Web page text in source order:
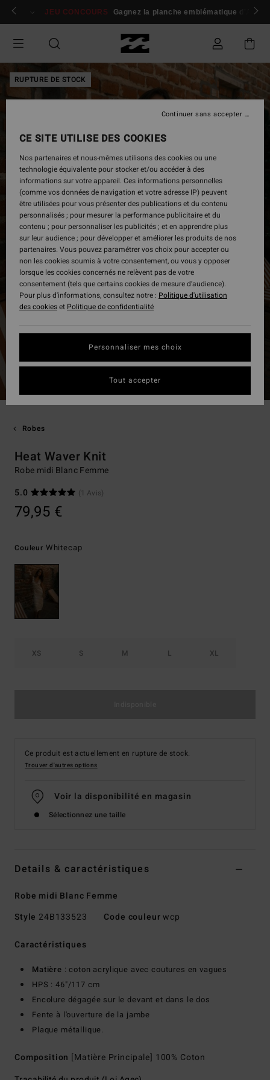
Passer
produit
Se connecter / s'inscrire
JEU CONCOURS Gagnez la planche emblématique d'Andy
RUPTURE DE STOCK
Robes
Heat Waver Knit
Robe midi Blanc Femme
5.0
(1 Avis)
79,95 €
Couleur Whitecap
XS S M L XL
Ce produit est actuellement en rupture de stock.
Trouver d'autres options
Voir la disponibilité en magasin
Sélectionnez une taille
Details & caractéristiques
Robe midi Blanc Femme
Style 24B133523 Code couleurwcp
Caractéristiques
Matière : coton acrylique avec coutures en vagues
HPS : 46"/117 cm
Encolure dégagée sur le devant et dans le dos
Fente à l'ouverture de la jambe
Plaque métallique.
Composition [Matière Principale] 100% Coton
CE SITE UTILISE DES COOKIES
Nos partenaires et nous-mêmes utilisons des cookies ou une
technologie équivalente pour stocker et/ou accéder à des
informations sur votre appareil. Ces informations personnelles
(comme vos données de navigation et votre adresse IP) peuvent
être utilisées pour vous présenter des publications et du contenu
personnalisés ; pour mesurer la performance publicitaire et du
contenu ; pour personnaliser les publicités ; et en apprendre plus
sur leur audience ; pour développer et améliorer les produits de nos
partenaires. Vous pouvez paramétrer vos choix pour accepter ou
non les cookies soumis à votre consentement, ou vous y opposer
lorsque les cookies concernés ne relèvent pas de votre
consentement (tels que certains cookies de mesure d’audience).
Pour plus d'informations, consultez notre : Politique d'utilisation
des cookieset Politique de confidentialité
Personnaliser mes choix
Continuer sans accepter
Tout accepter